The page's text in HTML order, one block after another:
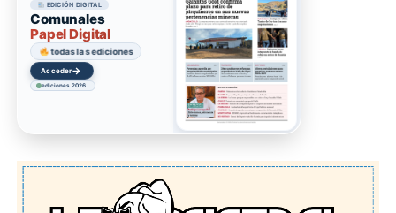
EDICIÓN DIGITAL
Comunales
Papel Digital
todas las ediciones
Acceder→
ediciones 2026